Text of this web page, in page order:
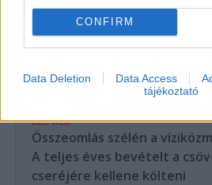
CONFIRM
Data Deletion Data Access
tájékoztató
BELFÖLD
Összeomlás szélén a
A teljes éves bevételt a
cseréjére kellene költeni